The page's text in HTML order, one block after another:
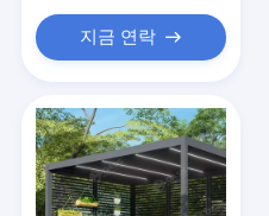
제품
비디오
지금 연락